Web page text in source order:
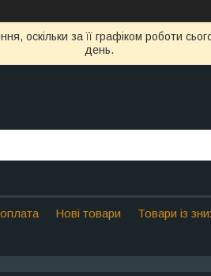
оскільки за її графіком роботи
день.
Нові товари Товари із